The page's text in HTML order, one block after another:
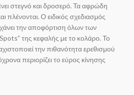
στεγνό και δροσερό. Τα αφρώδη
πλένονται. Ο ειδικός σχεδιασμός
την αποφόρτιση όλων των
της κεφαλής με το κολάρο. Το
την πιθανότητα ερεθισμού
περιορίζει το εύρος κίνησης